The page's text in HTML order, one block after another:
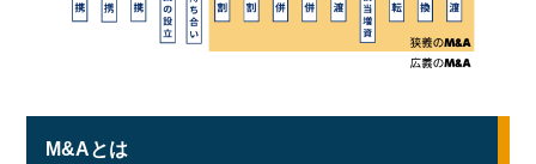
M&Aとは